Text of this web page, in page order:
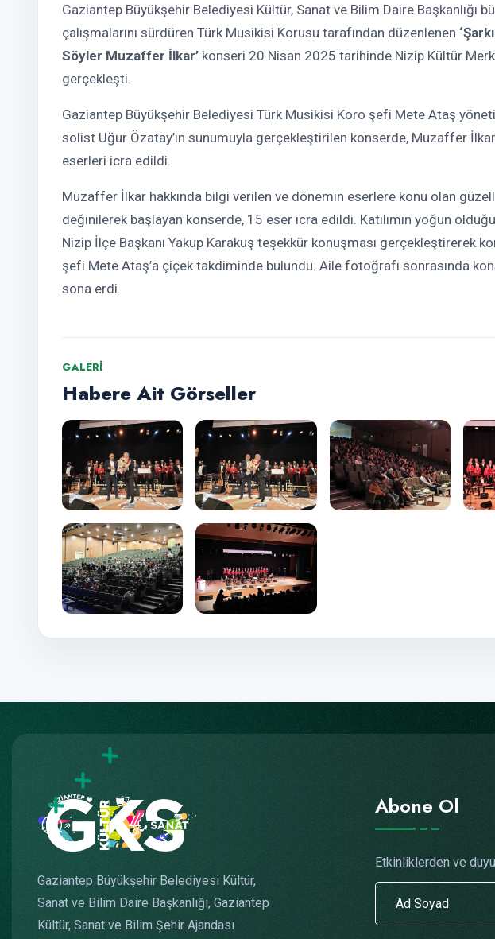
Gaziantep Büyükşehir Belediyesi Kültür, Sanat ve Bilim Daire Başkanlığı
çalışmalarını sürdüren Türk Musikisi Korusu tarafından düzenlenen
Söyler Muzaffer İlkar’ konseri 20 Nisan 2025 tarihinde Nizip Kültür
gerçekleşti.
Gaziantep Büyükşehir Belediyesi Türk Musikisi Koro şefi Mete Ataş
solist Uğur Özatay’ın sunumuyla gerçekleştirilen konserde, Muzaffer
eserleri icra edildi.
Muzaffer İlkar hakkında bilgi verilen ve dönemin eserlere konu olan
değinilerek başlayan konserde, 15 eser icra edildi. Katılımın yoğun
Nizip İlçe Başkanı Yakup Karakuş teşekkür konuşması gerçekleştirerek
şefi Mete Ataş’a çiçek takdiminde bulundu. Aile fotoğrafı sonrasında
sona erdi.
GALERI
Habere Ait Görseller
Gaziantep Büyükşehir Belediyesi Kültür,
Sanat ve Bilim Daire Başkanlığı, Gaziantep
Kültür, Sanat ve Bilim Şehir Ajandası
Abone Ol
Etkinliklerden ve